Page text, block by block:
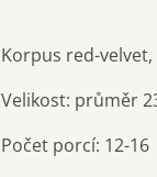
Korpus red-
Velikost: průměr
Počet porcí: 12-16